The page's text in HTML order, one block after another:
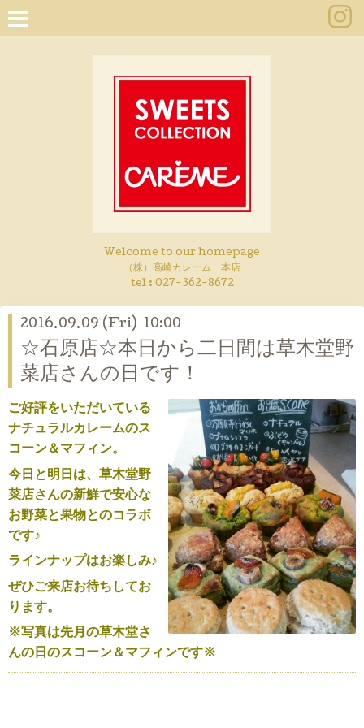
Welcome to our homepage
（株）高崎カレーム 本店
tel : 027-362-8672
2016.09.09 (Fri) 10:00
☆石原店☆本日から二日間は草木堂野
菜店さんの日です！
ご好評をいただいている
ナチュラルカレームのス
コーン＆マフィン。
今日と明日は、草木堂野
菜店さんの新鮮で安心な
お野菜と果物とのコラボ
です♪
ラインナップはお楽しみ♪
ぜひご来店お待ちしてお
ります。
※写真は先月の草木堂さ
んの日のスコーン＆マフィンです※